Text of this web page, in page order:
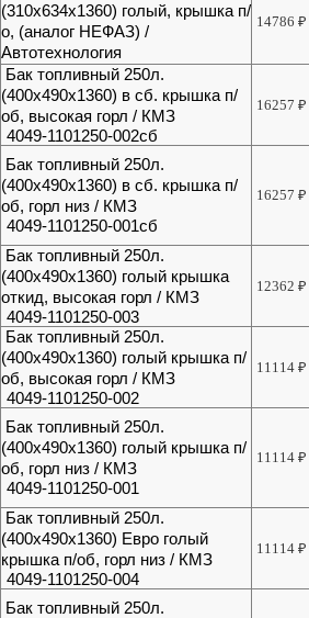
(310х634х1360) голый, крышка п/
о, (аналог НЕФАЗ) /
Автотехнология
14786₽
Бак топливный 250л.
(400х490х1360) в сб. крышка п/
об, высокая горл / КМЗ
4049-1101250-002сб
16257₽
Бак топливный 250л.
(400х490х1360) в сб. крышка п/
об, горл низ / КМЗ
4049-1101250-001сб
16257₽
Бак топливный 250л.
(400х490х1360) голый крышка
откид, высокая горл / КМЗ
4049-1101250-003
12362₽
Бак топливный 250л.
(400х490х1360) голый крышка п/
об, высокая горл / КМЗ
4049-1101250-002
11114₽
Бак топливный 250л.
(400х490х1360) голый крышка п/
об, горл низ / КМЗ
4049-1101250-001
11114₽
Бак топливный 250л.
(400х490х1360) Евро голый
крышка п/об, горл низ / КМЗ
4049-1101250-004
11114₽
Бак топливный 250л.